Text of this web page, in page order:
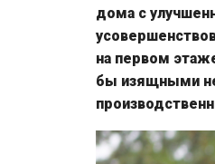
дома с
на первом
бы изящными